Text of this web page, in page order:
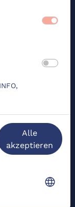
Alle
akzeptieren
language
wollen,
Lernenden:
die ihnen
Deutschland